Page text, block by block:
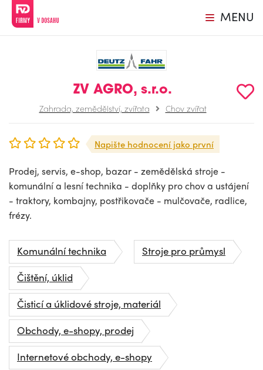
MENU
ZV AGRO, s.r.o.
Zahrada, zemědělství, zvířata Chov zvířat
Napište hodnocení jako první
Prodej, servis, e-shop, bazar - zemědělská stroje -
komunální a lesní technika - doplňky pro chov a ustájení
- traktory, kombajny, postřikovače - mulčovače, radlice,
frézy.
Komunální technika
Stroje pro průmysl
Čištění, úklid
Čisticí a úklidové stroje, materiál
Obchody, e-shopy, prodej
Internetové obchody, e-shopy